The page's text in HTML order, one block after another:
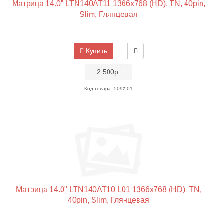
Матрица 14.0" LTN140AT11 1366x768 (HD), TN, 40pin,
Slim, Глянцевая
Купить
2 500р.
Код товара: 5092-01
Матрица 14.0" LTN140AT10 L01 1366x768 (HD), TN,
40pin, Slim, Глянцевая